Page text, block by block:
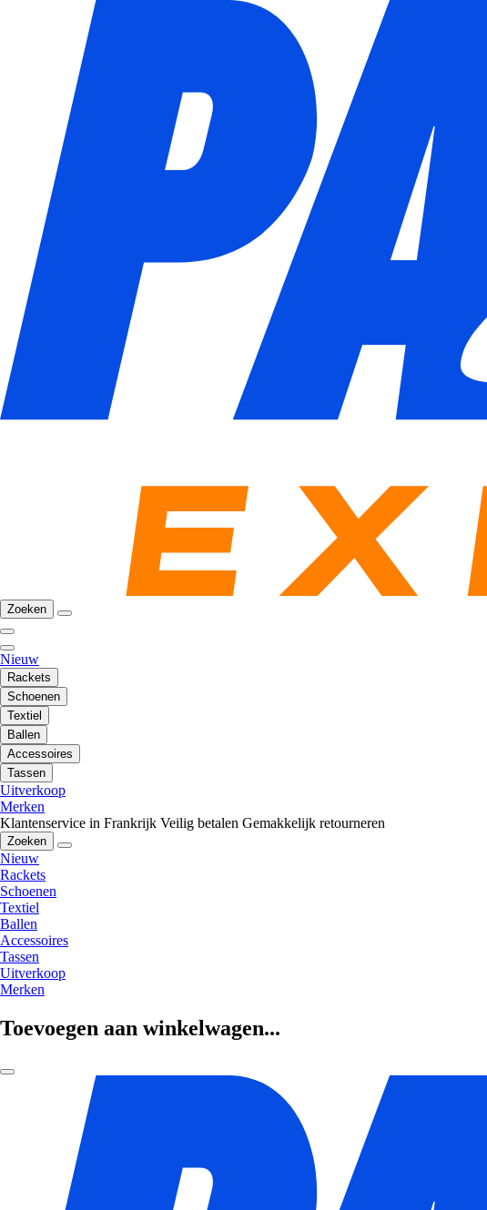
Zoeken
Nieuw
Rackets
Schoenen
Textiel
Ballen
Accessoires
Tassen
Uitverkoop
Merken
Klantenservice in Frankrijk Veilig betalen Gemakkelijk retourneren
Zoeken
Nieuw
Rackets
Schoenen
Textiel
Ballen
Accessoires
Tassen
Uitverkoop
Merken
Toevoegen aan winkelwagen...